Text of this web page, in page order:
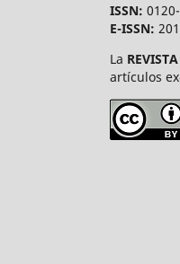
ISSN:
E-ISSN:
La
artículos